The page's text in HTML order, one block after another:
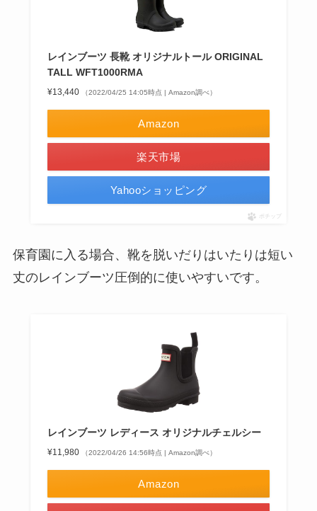
レインブーツ 長靴 オリジナルトール ORIGINAL
TALL WFT1000RMA
¥13,440 （2022/04/25 14:05時点 | Amazon調べ）
Amazon
楽天市場
Yahooショッピング
ポチップ
保育園に入る場合、靴を脱いだりはいたりは短い
丈のレインブーツ圧倒的に使いやすいです。
レインブーツ レディース オリジナルチェルシー
¥11,980 （2022/04/26 14:56時点 | Amazon調べ）
Amazon